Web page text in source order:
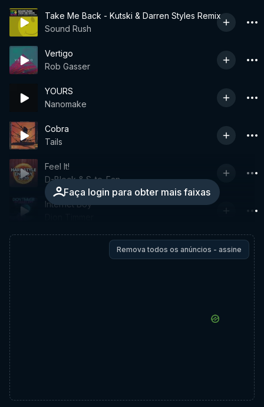
Take Me Back - Kutski & Darren Styles Remix
Sound Rush
Vertigo
Rob Gasser
YOURS
Nanomake
Cobra
Tails
Faça login para obter mais faixas
Feel It!
D-Block & S-te-Fan
Internet Boy
Remova todos os anúncios - assine